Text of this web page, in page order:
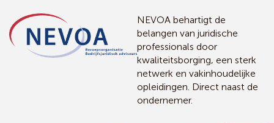
NEVOA behartigt de
belangen van juridische
professionals door
kwaliteitsborging, een sterk
netwerk en vakinhoudelijke
opleidingen. Direct naast de
ondernemer.